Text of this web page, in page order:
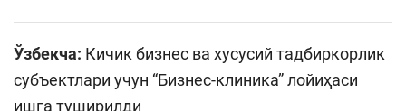
Ўзбекча: Кичик бизнес ва хусусий тадбиркорлик
субъектлари учун “Бизнес-клиника” лойиҳаси
ишга туширилди